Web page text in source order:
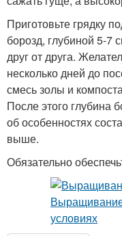
Приготовьте грядку
борозд, глубиной 5-7
друг от друга.
несколько дней до
смесь золы и
После этого глубина
об особенностях
выше.
Обязательно